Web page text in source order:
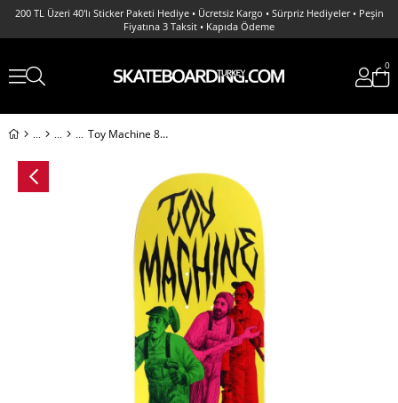
200 TL Üzeri 40'lı Sticker Paketi Hediye • Ücretsiz Kargo • Sürpriz Hediyeler • Peşin
Fiyatına 3 Taksit • Kapıda Ödeme
0
Toy Machine 8.5 Romero Horror Show Deck Profesyonel Kaykay Tahtası